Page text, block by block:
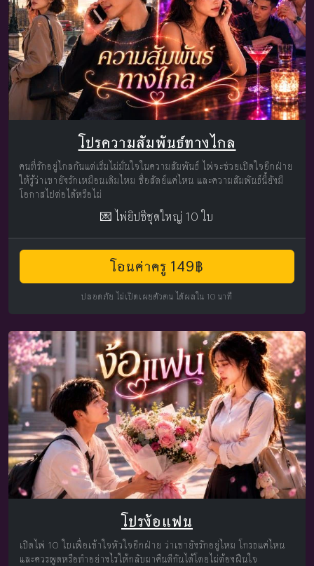
โปรความสัมพันธ์ทางไกล
คนที่รักอยู่ไกลกันแต่เริ่มไม่มั่นใจในความสัมพันธ์ ไพ่จะช่วยเปิดใจอีกฝ่าย
ให้รู้ว่าเขายังรักเหมือนเดิมไหม ซื่อสัตย์แค่ไหน และความสัมพันธ์นี้ยังมี
โอกาสไปต่อได้หรือไม่
💌 ไพ่ยิปซีชุดใหญ่ 10 ใบ
โอนค่าครู 149฿
ปลอดภัย ไม่เปิดเผยตัวตน ได้ผลใน 10 นาที
โปรง้อแฟน
เปิดไพ่ 10 ใบเพื่อเข้าใจหัวใจอีกฝ่าย ว่าเขายังรักอยู่ไหม โกรธแค่ไหน
และควรพูดหรือทำอย่างไรให้กลับมาคืนดีกันได้โดยไม่ต้องฝืนใจ